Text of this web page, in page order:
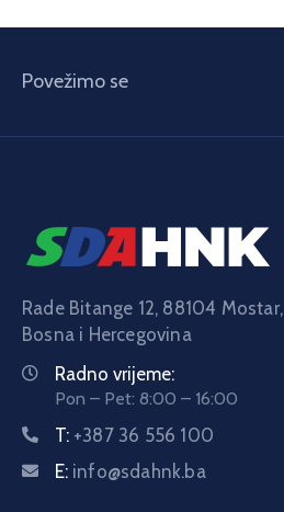
Povežimo se
Rade Bitange 12, 88104 Mostar,
Bosna i Hercegovina
Radno vrijeme:
Pon – Pet: 8:00 – 16:00
T: +387 36 556 100
E: info@sdahnk.ba